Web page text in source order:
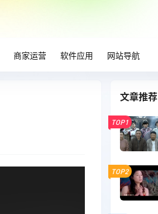
商家运营 软件应用 网站导航
文章推荐
TOP1
TOP2